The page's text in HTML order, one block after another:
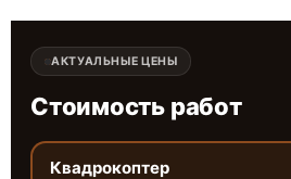
АКТУАЛЬНЫЕ ЦЕНЫ
Стоимость работ
Квадрокоптер